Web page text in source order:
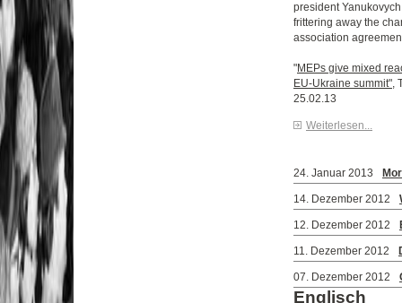
president
frittering away the
association
"MEPs give mixed
EU-Ukraine summit",
25.02.13
Weiterlesen...
24. Januar 2013
14. Dezember 2012
12. Dezember 2012
11. Dezember 2012
07. Dezember 2012
Englisch